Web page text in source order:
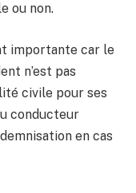
ou non.
importante car le
n’est pas
civile pour ses
conducteur
en cas